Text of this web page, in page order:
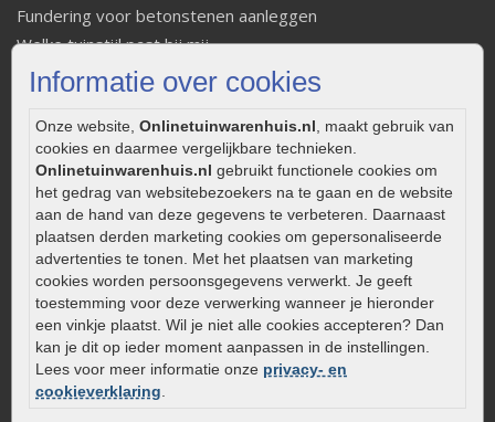
Informatie over cookies
Onze website, Onlinetuinwarenhuis.nl , maakt gebruik van
cookies en daarmee vergelijkbare technieken.
Onlinetuinwarenhuis.nl gebruikt functionele cookies om
het gedrag van websitebezoekers na te gaan en de website
aan de hand van deze gegevens te verbeteren. Daarnaast
plaatsen derden marketing cookies om gepersonaliseerde
advertenties te tonen. Met het plaatsen van marketing
cookies worden persoonsgegevens verwerkt. Je geeft
toestemming voor deze verwerking wanneer je hieronder
een vinkje plaatst. Wil je niet alle cookies accepteren? Dan
kan je dit op ieder moment aanpassen in de instellingen.
Lees voor meer informatie onze privacy- en
cookieverklaring
Fundering voor betonstenen aanleggen
Welke tuinstijl past bij mij
Strakke tuin inrichten
Onderhoud van gebakken bestrating
Aanlegtips voor gebakken bestrating
Zelf een terras aanleggen
Kleine stadstuin inrichten
0320 – 219170
Kaapstanderweg 41
8243 RB Lelystad
info@onlinetuinwarenhuis.nl
Routebeschrijving